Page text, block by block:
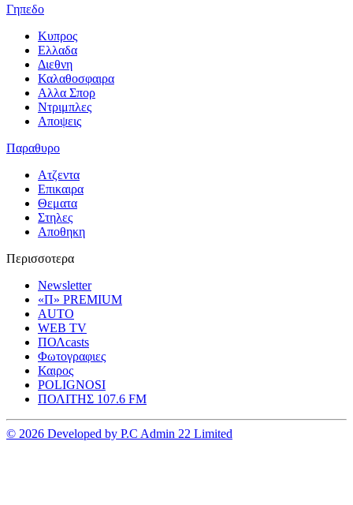
Γηπεδο
Κυπρος
Ελλαδα
Διεθνη
Καλαθοσφαιρα
Αλλα Σπορ
Ντριμπλες
Αποψεις
Παραθυρο
Ατζεντα
Επικαιρα
Θεματα
Στηλες
Αποθηκη
Περισσοτερα
Newsletter
«Π» PREMIUM
AUTO
WEB TV
ΠΟΛcasts
Φωτογραφιες
Καιρος
POLIGNOSI
ΠΟΛΙΤΗΣ 107.6 FM
© 2026 Developed by P.C Admin 22 Limited